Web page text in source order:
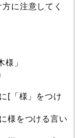
に注意してく
」
[「様」をつけ
様をつける言い